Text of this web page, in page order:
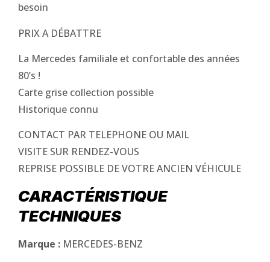
besoin
PRIX A DÉBATTRE
La Mercedes familiale et confortable des années
80’s !
Carte grise collection possible
Historique connu
CONTACT PAR TELEPHONE OU MAIL
VISITE SUR RENDEZ-VOUS
REPRISE POSSIBLE DE VOTRE ANCIEN VÉHICULE
CARACTÉRISTIQUE
TECHNIQUES
Marque : MERCEDES-BENZ